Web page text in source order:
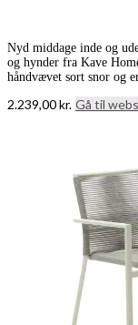
Nyd middage inde og
og hynder fra Kave
håndvævet sort snor og
2.239,00kr. Gå til